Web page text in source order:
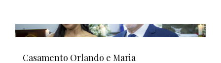
Casamento Orlando e Maria